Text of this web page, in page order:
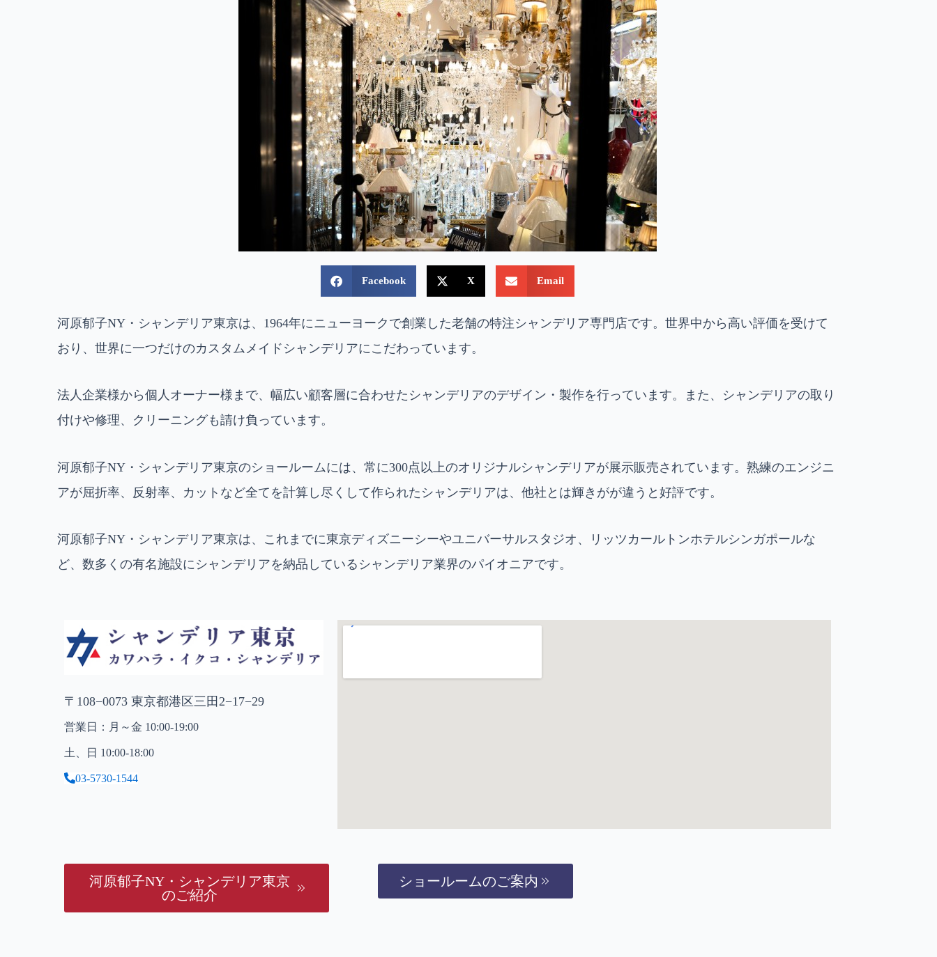
Facebook X Email
河原郁子NY・シャンデリア東京は、1964年にニューヨークで創業した老舗の特注シャンデリア専門店です。世界中から高い評価を受けて
おり、世界に一つだけのカスタムメイドシャンデリアにこだわっています。
法人企業様から個人オーナー様まで、幅広い顧客層に合わせたシャンデリアのデザイン・製作を行っています。また、シャンデリアの取り
付けや修理、クリーニングも請け負っています。
河原郁子NY・シャンデリア東京のショールームには、常に300点以上のオリジナルシャンデリアが展示販売されています。熟練のエンジニ
アが屈折率、反射率、カットなど全てを計算し尽くして作られたシャンデリアは、他社とは輝きがが違うと好評です。
河原郁子NY・シャンデリア東京は、これまでに東京ディズニーシーやユニバーサルスタジオ、リッツカールトンホテルシンガポールな
ど、数多くの有名施設にシャンデリアを納品しているシャンデリア業界のパイオニアです。
〒108−0073 東京都港区三田2−17−29
営業日：月～金 10:00-19:00
土、日 10:00-18:00
03-5730-1544
河原郁子NY・シャンデリア東京
のご紹介
ショールームのご案内